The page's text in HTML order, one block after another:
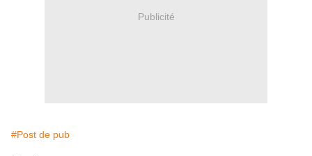
Publicité
#Post de pub